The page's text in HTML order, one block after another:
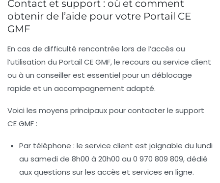
Contact et support : où et comment
obtenir de l’aide pour votre Portail CE
GMF
En cas de difficulté rencontrée lors de l’accès ou
l’utilisation du Portail CE GMF, le recours au service client
ou à un conseiller est essentiel pour un déblocage
rapide et un accompagnement adapté.
Voici les moyens principaux pour contacter le support
CE GMF :
Par téléphone : le service client est joignable du lundi
au samedi de 8h00 à 20h00 au 0 970 809 809, dédié
aux questions sur les accès et services en ligne.